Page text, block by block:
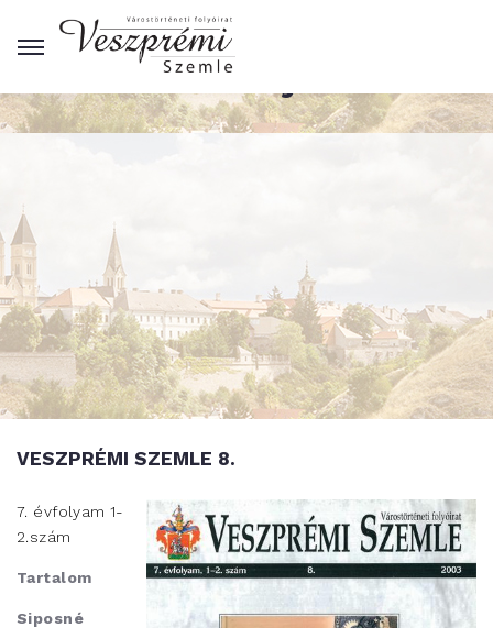
Kiadványok
VESZPRÉMI SZEMLE 8.
7. évfolyam 1-
2.szám
Tartalom
Siposné